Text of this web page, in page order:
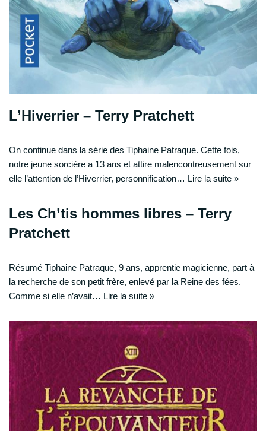
L’Hiverrier – Terry Pratchett
On continue dans la série des Tiphaine Patraque. Cette fois,
notre jeune sorcière a 13 ans et attire malencontreusement sur
elle l’attention de l’Hiverrier, personnification… Lire la suite »
Les Ch’tis hommes libres – Terry
Pratchett
Résumé Tiphaine Patraque, 9 ans, apprentie magicienne, part à
la recherche de son petit frère, enlevé par la Reine des fées.
Comme si elle n’avait… Lire la suite »